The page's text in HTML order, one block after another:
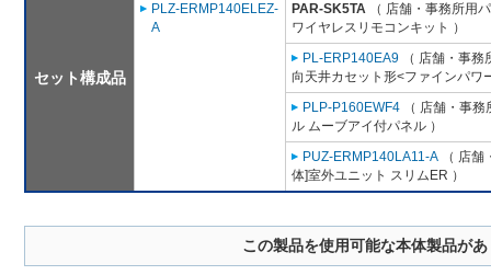
セット構成品
PLZ-ERMP140ELEZ-
A
PAR-SK5TA （ 店舗・事務所用
ワイヤレスリモコンキット ）
PL-ERP140EA9 （ 店舗・事
向天井カセット形<ファインパワ
PLP-P160EWF4 （ 店舗・事
ル ムーブアイ付パネル ）
PUZ-ERMP140LA11-A （ 店
体]室外ユニット スリムER ）
この製品を使用可能な本体製品が